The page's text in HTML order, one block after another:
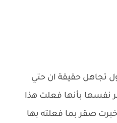
تجاهل حقيقة ان حتي
نفسها بأنها فعلت هذا
صقر بما فعلته بها